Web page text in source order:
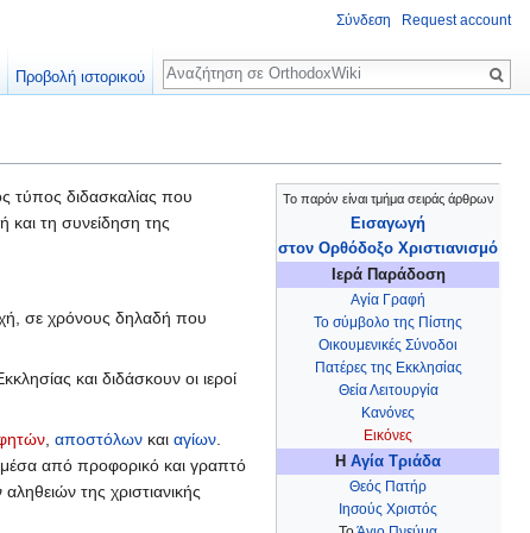
Το παρόν είναι τμήμα σειράς άρθρων
Εισαγωγή
στον Ορθόδοξο Χριστιανισμό
Ιερά Παράδοση
Αγία Γραφή
Το σύμβολο της Πίστης
Οικουμενικές Σύνοδοι
Πατέρες της Εκκλησίας
Θεία Λειτουργία
Κανόνες
Εικόνες
Η Αγία Τριάδα
Θεός Πατήρ
Ιησούς Χριστός
τύπος διδασκαλίας που
και τη συνείδηση της
σε χρόνους δηλαδή που
και διδάσκουν οι ιεροί
, αποστόλων και αγίων.
από προφορικό και γραπτό
της χριστιανικής
Σύνδεση Request account
Προβολή ιστορικού
Αναζήτηση